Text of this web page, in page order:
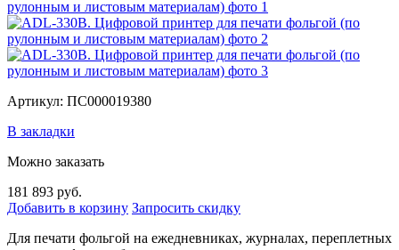
Артикул: ПС000019380
В закладки
Можно заказать
181 893 руб.
Добавить в корзину Запросить скидку
Для печати фольгой на ежедневниках, журналах, переплетных